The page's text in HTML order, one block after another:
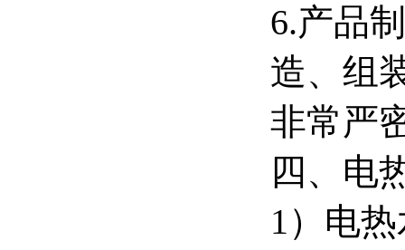
6.产品
造、组
非常严
四、电
1）电